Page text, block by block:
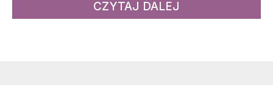
CZYTAJ DALEJ